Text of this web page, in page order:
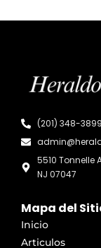
(201) 348-3899
5510 Tonnelle
NJ 07047
Mapa del
Inicio
Articulos